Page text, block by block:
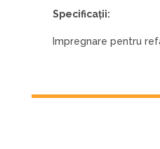
Specificații:
Impregnare pentru